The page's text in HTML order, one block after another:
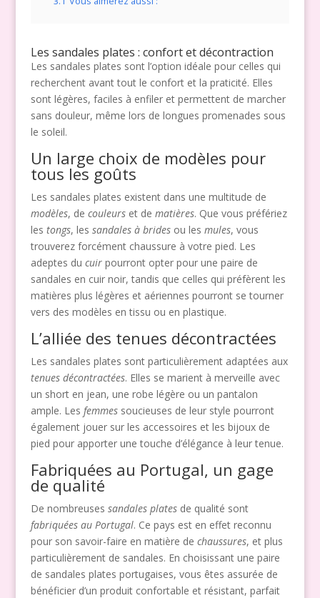
Les sandales plates : confort et décontraction
Les sandales plates sont l’option idéale pour celles qui
recherchent avant tout le confort et la praticité. Elles
sont légères, faciles à enfiler et permettent de marcher
sans douleur, même lors de longues promenades sous
le soleil.
Un large choix de modèles pour
tous les goûts
Les sandales plates existent dans une multitude de
modèles, de couleurset de matières. Que vous préfériez
les tongs, les sandales à bridesou les mules, vous
trouverez forcément chaussure à votre pied. Les
adeptes du cuirpourront opter pour une paire de
sandales en cuir noir, tandis que celles qui préfèrent les
matières plus légères et aériennes pourront se tourner
vers des modèles en tissu ou en plastique.
L’alliée des tenues décontractées
Les sandales plates sont particulièrement adaptées aux
tenues décontractées. Elles se marient à merveille avec
un short en jean, une robe légère ou un pantalon
ample. Les femmessoucieuses de leur style pourront
également jouer sur les accessoires et les bijoux de
pied pour apporter une touche d’élégance à leur tenue.
Fabriquées au Portugal, un gage
de qualité
De nombreuses sandales platesde qualité sont
fabriquées au Portugal. Ce pays est en effet reconnu
pour son savoir-faire en matière de chaussures, et plus
particulièrement de sandales. En choisissant une paire
de sandales plates portugaises, vous êtes assurée de
bénéficier d’un produit confortable et résistant, parfait